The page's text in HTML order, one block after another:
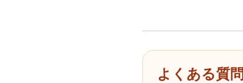
よくある質問